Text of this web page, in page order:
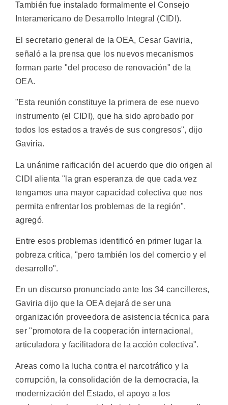
También fue instalado formalmente el Consejo
Interamericano de Desarrollo Integral (CIDI).
El secretario general de la OEA, Cesar Gaviria,
señaló a la prensa que los nuevos mecanismos
forman parte "del proceso de renovación" de la
OEA.
"Esta reunión constituye la primera de ese nuevo
instrumento (el CIDI), que ha sido aprobado por
todos los estados a través de sus congresos", dijo
Gaviria.
La unánime raificación del acuerdo que dio origen al
CIDI alienta "la gran esperanza de que cada vez
tengamos una mayor capacidad colectiva que nos
permita enfrentar los problemas de la región",
agregó.
Entre esos problemas identificó en primer lugar la
pobreza crítica, "pero también los del comercio y el
desarrollo".
En un discurso pronunciado ante los 34 cancilleres,
Gaviria dijo que la OEA dejará de ser una
organización proveedora de asistencia técnica para
ser "promotora de la cooperación internacional,
articuladora y facilitadora de la acción colectiva".
Areas como la lucha contra el narcotráfico y la
corrupción, la consolidación de la democracia, la
modernización del Estado, el apoyo a los